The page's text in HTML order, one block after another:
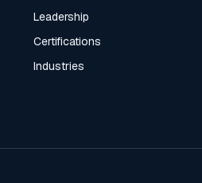
Leadership
Certifications
Industries